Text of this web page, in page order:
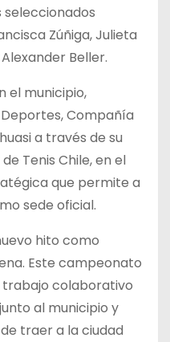
seleccionados
Zúñiga, Julieta
Beller.
el municipio,
Compañía
a través de su
Tenis Chile, en el
que permite a
sede oficial.
hito como
Este campeonato
colaborativo
al municipio y
traer a la ciudad